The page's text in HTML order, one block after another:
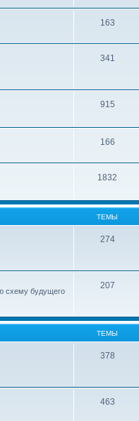
163
341
915
166
1832
ТЕМЫ
274
схему будущего
207
ТЕМЫ
378
463